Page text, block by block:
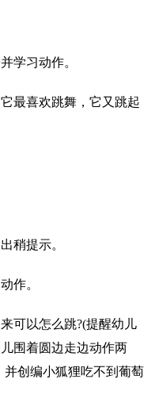
学习动作。
喜欢跳舞，它又跳起
提示。
作。
以怎么跳?(提醒幼儿
围着圆边走边动作两
创编小狐狸吃不到葡萄